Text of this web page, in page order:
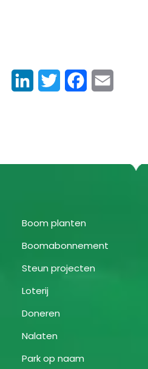
LinkedInTwitter Facebook
Boom planten
Boomabonnement
Steun projecten
Loterij
Doneren
Nalaten
Park op naam